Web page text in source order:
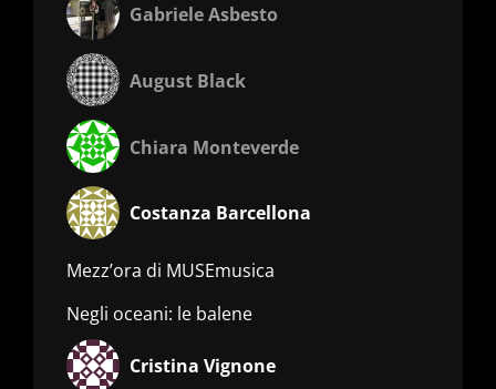
Gabriele Asbesto
August Black
Chiara Monteverde
Costanza Barcellona
Mezz’ora di MUSEmusica
Negli oceani: le balene
Cristina Vignone